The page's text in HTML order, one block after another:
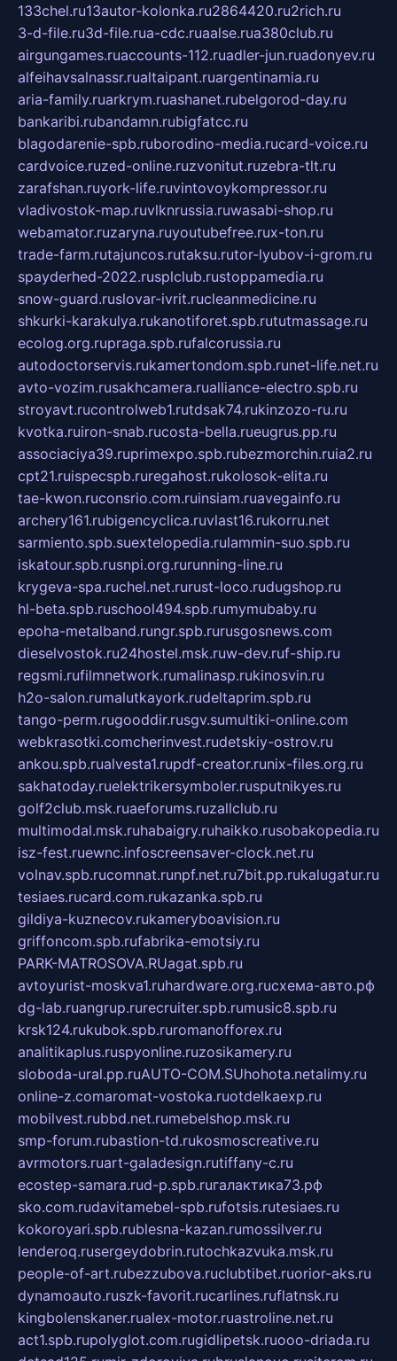
133chel.ru13autor-kolonka.ru2864420.ru2rich.ru
3-d-file.ru3d-file.rua-cdc.ruaalse.rua380club.ru
airgungames.ruaccounts-112.ruadler-jun.ruadonyev.ru
alfeihavsalnassr.rualtaipant.ruargentinamia.ru
aria-family.ruarkrym.ruashanet.rubelgorod-day.ru
bankaribi.rubandamn.rubigfatcc.ru
blagodarenie-spb.ruborodino-media.rucard-voice.ru
cardvoice.ruzed-online.ruzvonitut.ruzebra-tlt.ru
zarafshan.ruyork-life.ruvintovoykompressor.ru
vladivostok-map.ruvlknrussia.ruwasabi-shop.ru
webamator.ruzaryna.ruyoutubefree.rux-ton.ru
trade-farm.rutajuncos.rutaksu.rutor-lyubov-i-grom.ru
spayderhed-2022.rusplclub.rustoppamedia.ru
snow-guard.ruslovar-ivrit.rucleanmedicine.ru
shkurki-karakulya.rukanotiforet.spb.rututmassage.ru
ecolog.org.rupraga.spb.rufalcorussia.ru
autodoctorservis.rukamertondom.spb.runet-life.net.ru
avto-vozim.rusakhcamera.rualliance-electro.spb.ru
stroyavt.rucontrolweb1.rutdsak74.rukinzozo-ru.ru
kvotka.ruiron-snab.rucosta-bella.rueugrus.pp.ru
associaciya39.ruprimexpo.spb.rubezmorchin.ruia2.ru
cpt21.ruispecspb.ruregahost.rukolosok-elita.ru
tae-kwon.ruconsrio.com.ruinsiam.ruavegainfo.ru
archery161.rubigencyclica.ruvlast16.rukorru.net
sarmiento.spb.suextelopedia.rulammin-suo.spb.ru
iskatour.spb.rusnpi.org.rurunning-line.ru
krygeva-spa.ruchel.net.rurust-loco.rudugshop.ru
hl-beta.spb.ruschool494.spb.rumymubaby.ru
epoha-metalband.rungr.spb.rurusgosnews.com
dieselvostok.ru24hostel.msk.ruw-dev.ruf-ship.ru
regsmi.rufilmnetwork.rumalinasp.rukinosvin.ru
h2o-salon.rumalutkayork.rudeltaprim.spb.ru
tango-perm.rugooddir.rusgv.sumultiki-online.com
webkrasotki.comcherinvest.rudetskiy-ostrov.ru
ankou.spb.rualvesta1.rupdf-creator.runix-files.org.ru
sakhatoday.ruelektrikersymboler.rusputnikyes.ru
golf2club.msk.ruaeforums.ruzallclub.ru
multimodal.msk.ruhabaigry.ruhaikko.rusobakopedia.ru
isz-fest.ruewnc.infoscreensaver-clock.net.ru
volnav.spb.rucomnat.runpf.net.ru7bit.pp.rukalugatur.ru
tesiaes.rucard.com.rukazanka.spb.ru
gildiya-kuznecov.rukameryboavision.ru
griffoncom.spb.rufabrika-emotsiy.ru
PARK-MATROSOVA.RUagat.spb.ru
avtoyurist-moskva1.ruhardware.org.ruсхема-авто.рф
dg-lab.ruangrup.rurecruiter.spb.rumusic8.spb.ru
krsk124.rukubok.spb.ruromanofforex.ru
analitikaplus.ruspyonline.ruzosikamery.ru
sloboda-ural.pp.ruAUTO-COM.SUhohota.netalimy.ru
online-z.comaromat-vostoka.ruotdelkaexp.ru
mobilvest.rubbd.net.rumebelshop.msk.ru
smp-forum.rubastion-td.rukosmoscreative.ru
avrmotors.ruart-galadesign.rutiffany-c.ru
ecostep-samara.rud-p.spb.ruгалактика73.рф
sko.com.rudavitamebel-spb.rufotsis.rutesiaes.ru
kokoroyari.spb.rublesna-kazan.rumossilver.ru
lenderoq.rusergeydobrin.rutochkazvuka.msk.ru
people-of-art.rubezzubova.ruclubtibet.ruorior-aks.ru
dynamoauto.ruszk-favorit.rucarlines.ruflatnsk.ru
kingbolenskaner.rualex-motor.ruastroline.net.ru
act1.spb.rupolyglot.com.rugidlipetsk.ruooo-driada.ru